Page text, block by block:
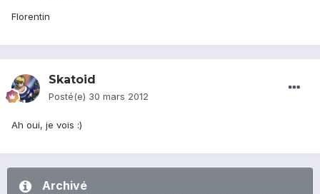
Florentin
Skatoid
Posté(e) 30 mars 2012
Ah oui, je vois :)
Archivé